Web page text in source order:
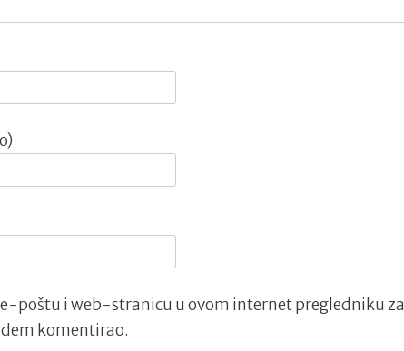
poštu i web-stranicu u ovom internet pregledniku za
komentirao.